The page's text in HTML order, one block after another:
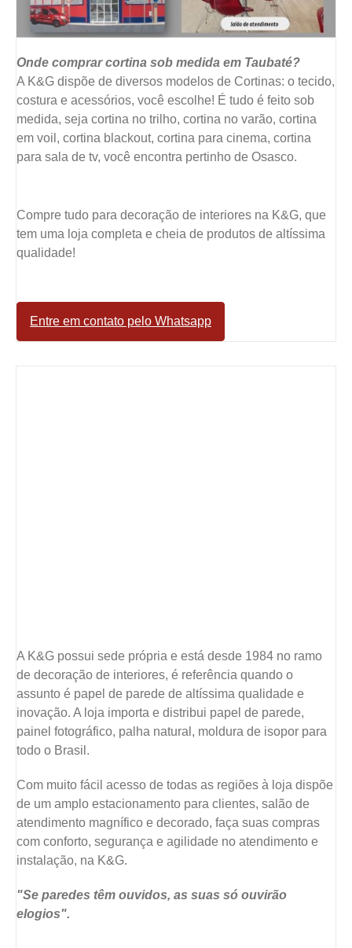
Onde comprar cortina sob medida em Taubaté?
A K&G dispõe de diversos modelos de Cortinas: o tecido,
costura e acessórios, você escolhe! É tudo é feito sob
medida, seja cortina no trilho, cortina no varão, cortina
em voil, cortina blackout, cortina para cinema, cortina
para sala de tv, você encontra pertinho de Osasco.
Compre tudo para decoração de interiores na K&G, que
tem uma loja completa e cheia de produtos de altíssima
qualidade!
Entre em contato pelo Whatsapp
A K&G possui sede própria e está desde 1984 no ramo
de decoração de interiores, é referência quando o
assunto é papel de parede de altíssima qualidade e
inovação. A loja importa e distribui papel de parede,
painel fotográfico, palha natural, moldura de isopor para
todo o Brasil.
Com muito fácil acesso de todas as regiões à loja dispõe
de um amplo estacionamento para clientes, salão de
atendimento magnífico e decorado, faça suas compras
com conforto, segurança e agilidade no atendimento e
instalação, na K&G.
"Se paredes têm ouvidos, as suas só ouvirão
elogios".